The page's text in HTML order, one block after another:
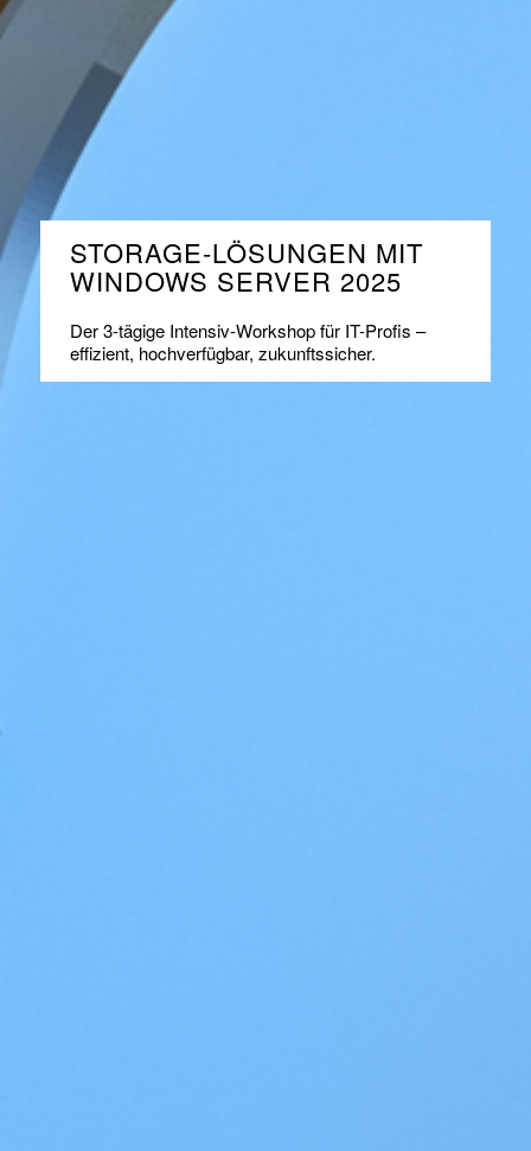
STORAGE-LÖSUNGEN MIT
WINDOWS SERVER 2025
Der 3-tägige Intensiv-Workshop für IT-Profis –
effizient, hochverfügbar, zukunftssicher.